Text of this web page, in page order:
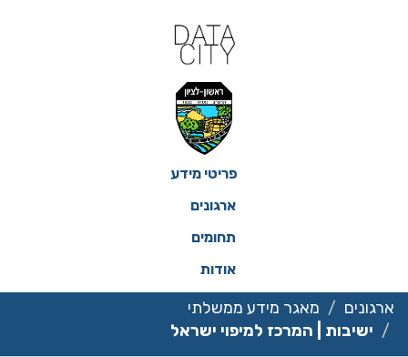
פריטי מידע
ארגונים
תחומים
אודות
ארגונים
מאגר מידע ממשלתי
ישיבות | המרכז למיפוי ישראל